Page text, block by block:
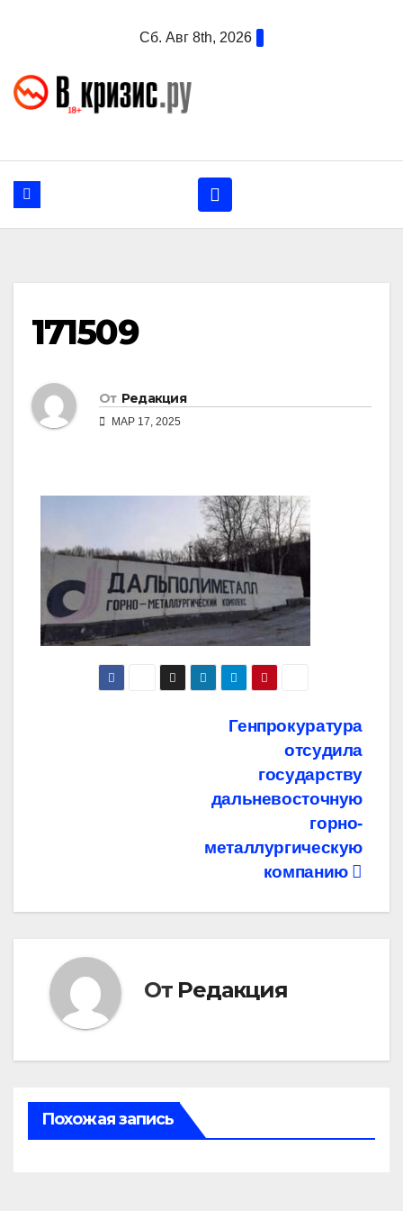
Сб. Авг 8th, 2026
171509
От Редакция
МАР 17, 2025
Генпрокуратура
отсудила
государству
дальневосточную
горно-
металлургическую
компанию
От Редакция
Похожая запись